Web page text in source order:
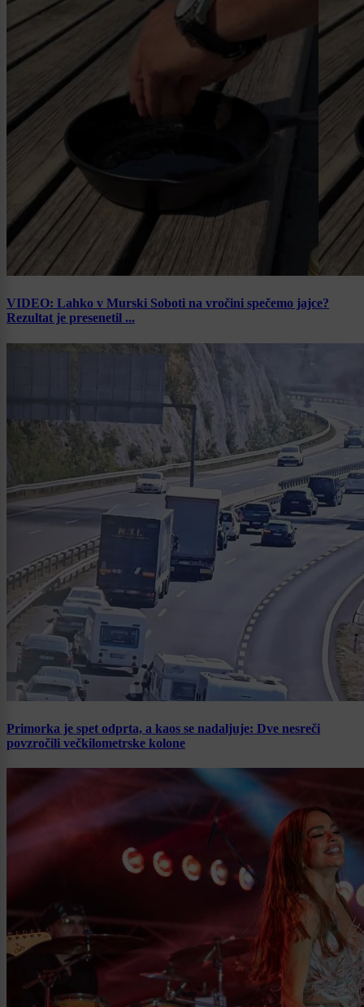
VIDEO: Lahko v Murski Soboti na vročini spečemo jajce?
Rezultat je presenetil ...
Primorka je spet odprta, a kaos se nadaljuje: Dve nesreči
povzročili večkilometrske kolone